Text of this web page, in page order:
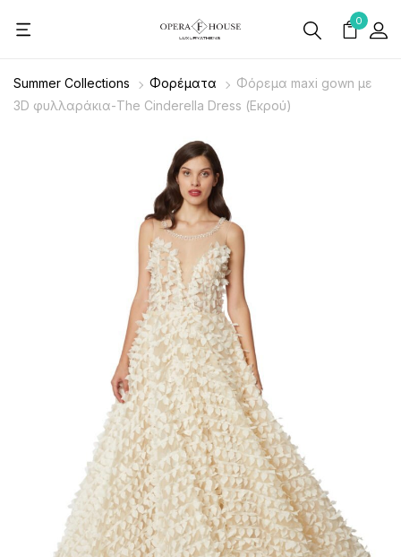
0
Summer Collections Φορέματα
Φόρεμα maxi gown με
3D φυλλαράκια-The Cinderella Dress (Εκρού)